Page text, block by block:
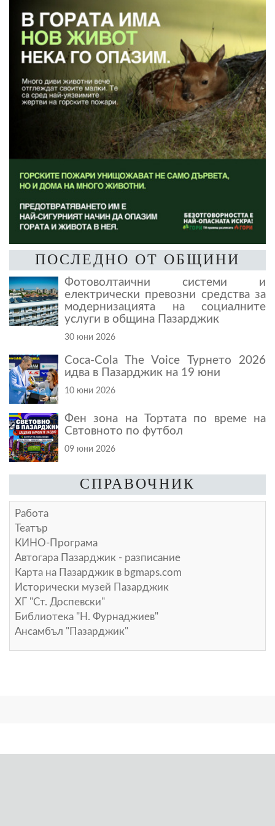
ПОСЛЕДНО ОТ ОБЩИНИ
Фотоволтаични системи и
електрически превозни средства за
модернизацията на социалните
услуги в община Пазарджик
30 юни 2026
Coca-Cola The Voice Турнето 2026
идва в Пазарджик на 19 юни
10 юни 2026
Фен зона на Тортата по време на
Свтовното по футбол
09 юни 2026
СПРАВОЧНИК
Работа
Театър
КИНО-Програма
Автогара Пазарджик - разписание
Карта на Пазарджик в bgmaps.com
Исторически музей Пазарджик
ХГ "Ст. Доспевски"
Библиотека "Н. Фурнаджиев"
Ансамбъл "Пазарджик"